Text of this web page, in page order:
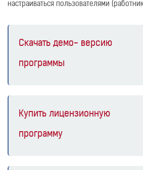
настраиваться пользователями
Скачать демо- версию
программы
Купить лицензионную
программу